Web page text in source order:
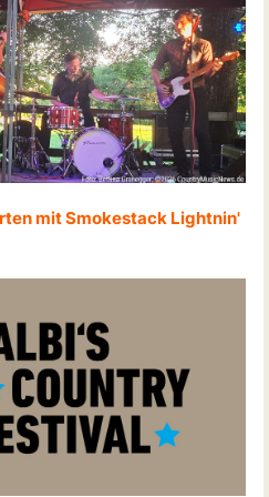
mit Smokestack Lightnin'